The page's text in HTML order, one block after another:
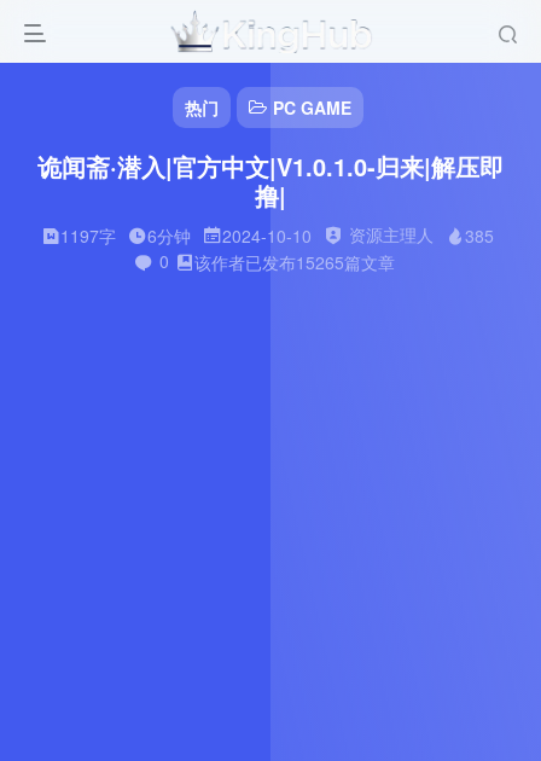
热门 PC GAME
诡闻斋·潜入|官方中文|V1.0.1.0-归来|解压即
撸|
1197字 6分钟 2024-10-10 资源主理人
385
0
该作者已发布15265篇文章